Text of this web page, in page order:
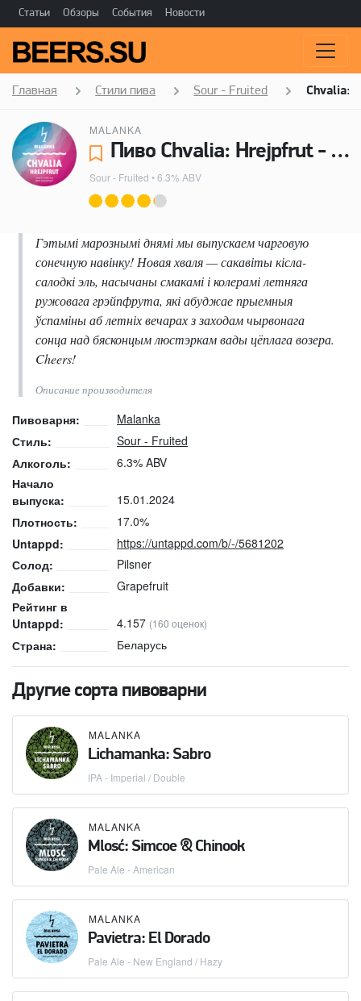
Статьи Обзоры События Новости
Главная Стили пива Sour - Fruited Chvalia:
MALANKA
Пиво Chvalia: Hrejpfrut - Malanka
Sour - Fruited • 6.3% ABV
Гэтымі марознымі днямі мы выпускаем чарговую
сонечную навінку! Новая хваля — сакавіты кісла-
салодкі эль, насычаны смакамі і колерамі летняга
ружовага грэйпфрута, які абуджае прыемныя
ўспаміны аб летніх вечарах з заходам чырвонага
сонца над бясконцым люстэркам вады цёплага возера.
Cheers!
Описание производителя
Пивоварня:
Malanka
Стиль:
Sour - Fruited
Алкоголь:
6.3% ABV
Начало
выпуска:
15.01.2024
Плотность:
17.0%
Untappd:
https://untappd.com/b/-/5681202
Солод:
Pilsner
Добавки:
Grapefruit
Рейтинг в
Untappd:
4.157 (160 оценок)
Страна: Беларусь
Другие сорта пивоварни
MALANKA
Lichamanka: Sabro
IPA - Imperial / Double
MALANKA
Mlosć: Simcoe & Chinook
Pale Ale - American
MALANKA
Pavietra: El Dorado
Pale Ale - New England / Hazy